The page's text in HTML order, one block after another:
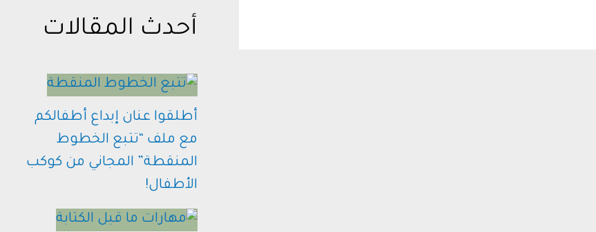
أحدث المقالات
أطلقوا عنان إبداع أطفالكم
مع ملف “تتبع الخطوط
المنقطة” المجاني من كوكب
الأطفال!